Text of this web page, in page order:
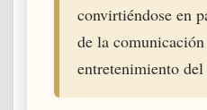
convirtiéndose en
de la
entretenimiento del